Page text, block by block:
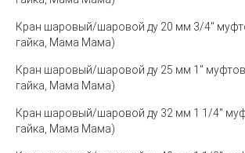
Кран шаровый/шаровой ду 20 мм 3/4"
гайка, Мама Мама)
Кран шаровый/шаровой ду 25 мм 1"
гайка, Мама Мама)
Кран шаровый/шаровой ду 32 мм 1 1/4"
гайка, Мама Мама)